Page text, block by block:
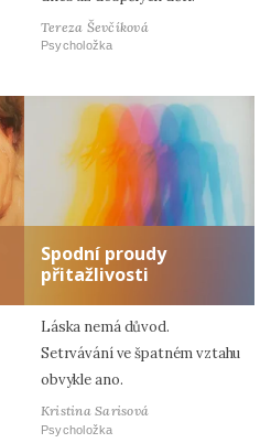
Tereza Ševčíková
Psycholožka
Spodní proudy
přitažlivosti
Láska nemá důvod.
Setrvávání ve špatném vztahu
obvykle ano.
Kristina Sarisová
Psycholožka